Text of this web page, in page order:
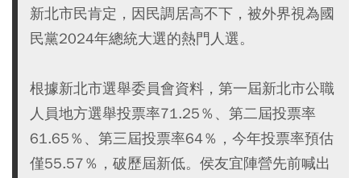
新北市民肯定，因民調居高不下，被外界視為國
民黨2024年總統大選的熱門人選。
根據新北市選舉委員會資料，第一屆新北市公職
人員地方選舉投票率71.25％、第二屆投票率
61.65％、第三屆投票率64％，今年投票率預估
僅55.57％，破歷屆新低。侯友宜陣營先前喊出